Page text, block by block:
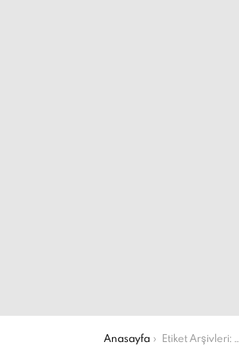
Anasayfa Etiket Arşivleri: melankolik